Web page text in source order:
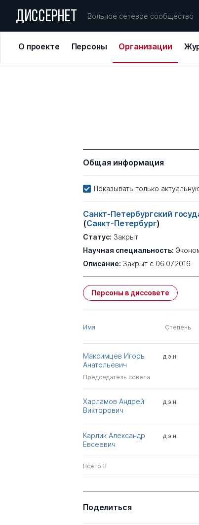
ДИССЕРНЕТ Вольное сетевое сообщество
О проекте Персоны Организации
Общая информация
Показывать только
Санкт-Петербургский
(Санкт-Петербург)
Статус: Закрыт
Научная специальность:
Описание: Закрыт с 06.07.2016
Персоны в диссовете
Имя Степень
Максимцев Игорь
Анатольевич
Председатель совета
д.э.н.
Харламов Андрей
Викторович
д.э.н.
Карлик Александр
Евсеевич
д.э.н.
Всего 3
Поделиться